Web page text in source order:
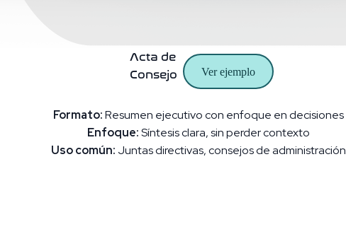
Acta de
Consejo
Ver ejemplo
Formato:Resumen ejecutivo con enfoque en decisiones
Enfoque:Síntesis clara, sin perder contexto
Uso común: Juntas directivas, consejos de administración